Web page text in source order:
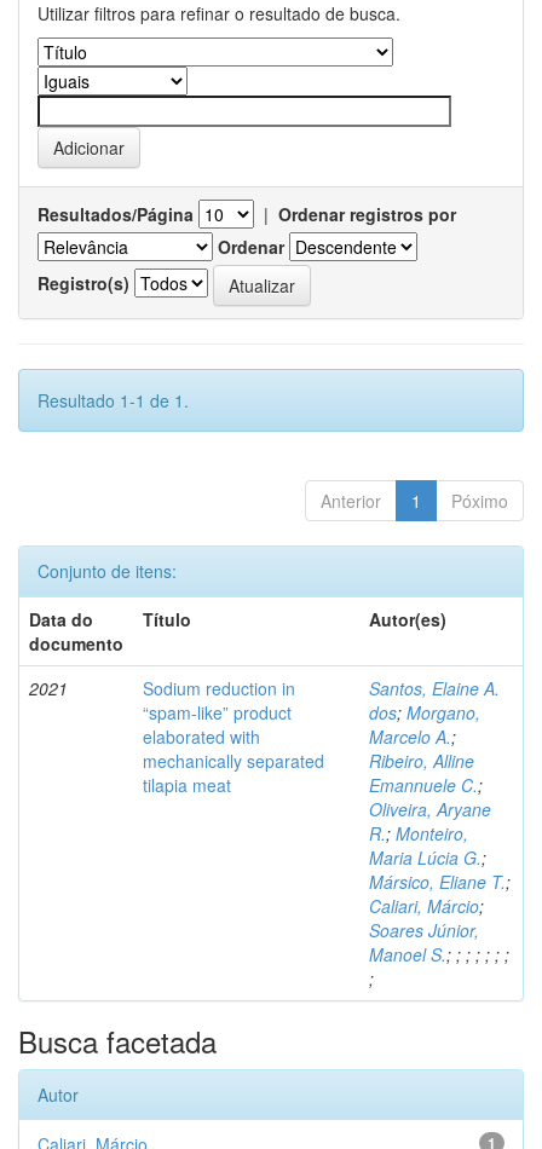
Utilizar filtros para refinar o resultado de busca.
Resultados/Página | Ordenar registros por
Ordenar
Registro(s)
Resultado 1-1 de 1.
Anterior 1 Póximo
Conjunto de itens:
Data do
documento
Título Autor(es)
2021
Sodium reduction in
“spam-like” product
elaborated with
mechanically separated
tilapia meat
Santos, Elaine A.
dos; Morgano,
Marcelo A.;
Ribeiro, Alline
Emannuele C.;
Oliveira, Aryane
R.; Monteiro,
Maria Lúcia G.;
Mársico, Eliane T.;
Caliari, Márcio;
Soares Júnior,
Manoel S.; ; ; ; ; ; ;
;
Busca facetada
Autor
1